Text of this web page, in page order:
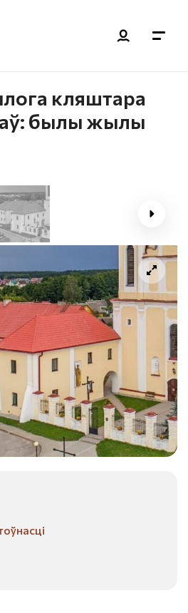
кляштара
былы жылы